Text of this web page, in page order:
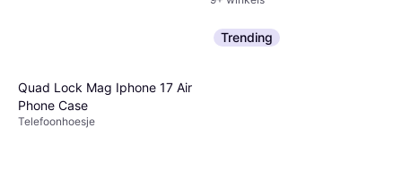
Quad Lock Mag Iphone 17 Air
Phone Case
Telefoonhoesje
Trending